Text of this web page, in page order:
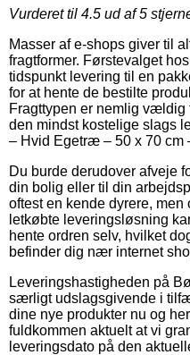
Vurderet til 4.5 ud af 5
Masser af e-shops giver til
fragtformer. Førstevalget
tidspunkt levering til en
for at hente de bestilte
Fragttypen er nemlig
den mindst kostelige slags
– Hvid Egetræ – 50 x 70 cm
Du burde derudover afveje
din bolig eller til din
oftest en kende dyrere,
letkøbte leveringsløsning
hente ordren selv, hvilket
befinder dig nær internet
Leveringshastigheden på
særligt udslagsgivende i
dine nye produkter nu og
fuldkommen aktuelt at vi
leveringsdato på den